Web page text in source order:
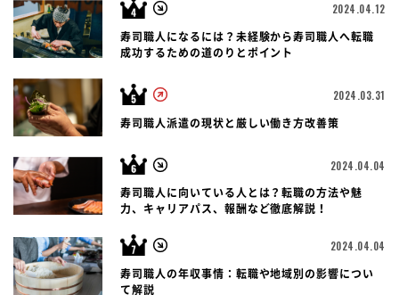
2024.04.12
寿司職人になるには？未経験から寿司職人へ転職
成功するための道のりとポイント
2024.03.31
寿司職人派遣の現状と厳しい働き方改善策
2024.04.04
寿司職人に向いている人とは？転職の方法や魅
力、キャリアパス、報酬など徹底解説！
2024.04.04
寿司職人の年収事情：転職や地域別の影響につい
て解説